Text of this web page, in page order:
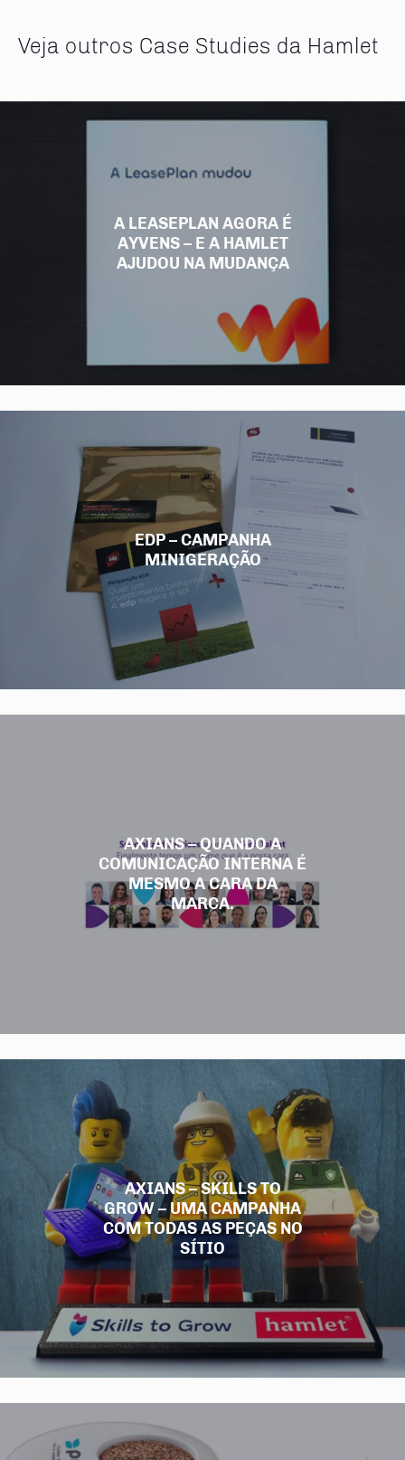
Veja outros Case Studies da Hamlet
A LEASEPLAN AGORA É
AYVENS – E A HAMLET
AJUDOU NA MUDANÇA
EDP – CAMPANHA
MINIGERAÇÃO
AXIANS – QUANDO A
COMUNICAÇÃO INTERNA É
MESMO A CARA DA
MARCA.
AXIANS – SKILLS TO
GROW – UMA CAMPANHA
COM TODAS AS PEÇAS NO
SÍTIO